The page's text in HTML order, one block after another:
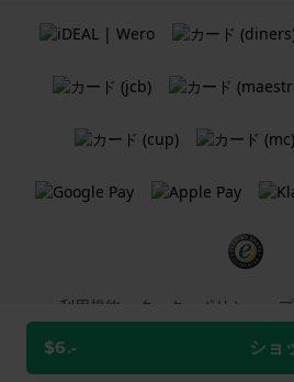
$6.- ショ
利用規約 クッキーポリシー
Holland Watch Group B.V. ウェブシ